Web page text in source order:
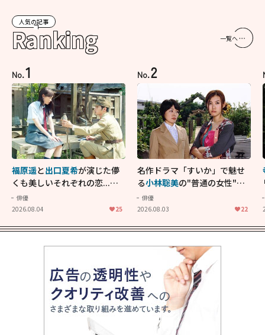
人気の記事
Ranking 一覧へ
No.1
福原遥と出口夏希が演じた儚
くも美しいそれぞれの恋...生
きることの尊さを教えてくれ
た映画「あの花が咲く丘で、
俳優
2026.08.04
25
No.2
名作ドラマ「すいか」で魅せ
る小林聡美の"普通の女性"が
大人に刺さる...映画「かもめ
食堂」にも通じる静かな芝居
俳優
2026.08.03
22